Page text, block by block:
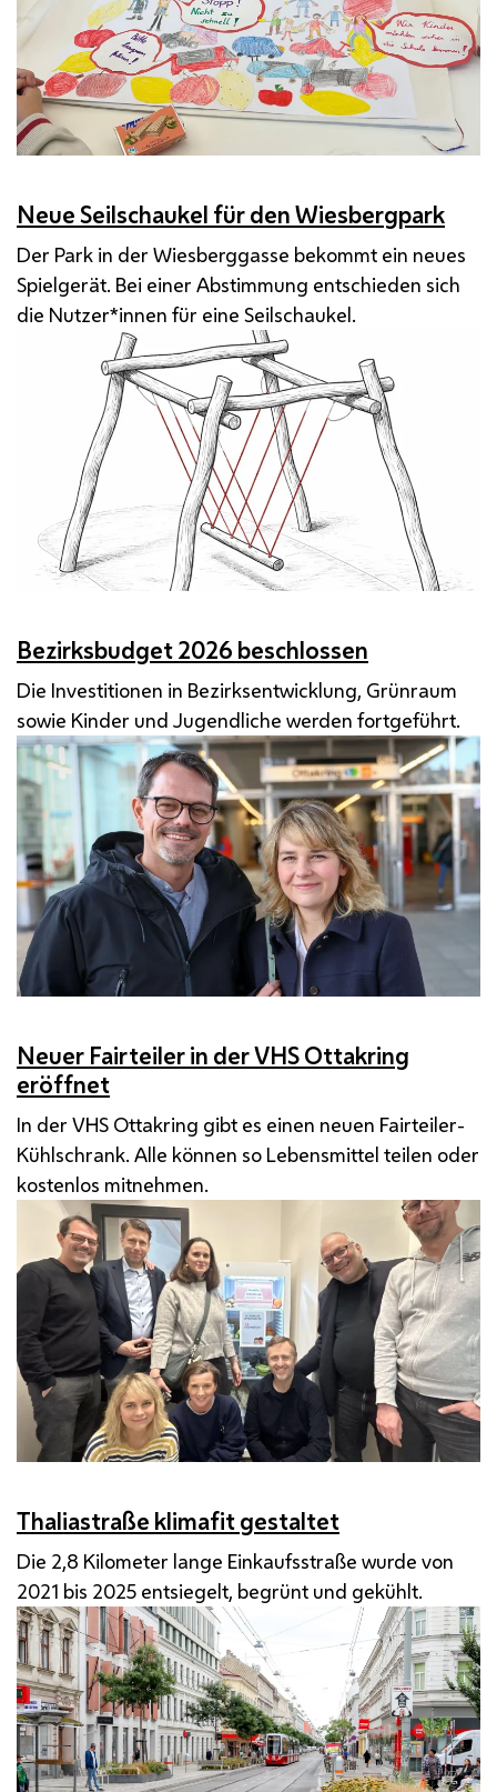
Neue Seilschaukel für den Wiesbergpark
Der Park in der Wiesberggasse bekommt ein neues
Spielgerät. Bei einer Abstimmung entschieden sich
die Nutzer*innen für eine Seilschaukel.
Bezirksbudget 2026 beschlossen
Die Investitionen in Bezirksentwicklung, Grünraum
sowie Kinder und Jugendliche werden fortgeführt.
Neuer Fairteiler in der VHS Ottakring
eröffnet
In der VHS Ottakring gibt es einen neuen Fairteiler-
Kühlschrank. Alle können so Lebensmittel teilen oder
kostenlos mitnehmen.
Thaliastraße klimafit gestaltet
Die 2,8 Kilometer lange Einkaufsstraße wurde von
2021 bis 2025 entsiegelt, begrünt und gekühlt.